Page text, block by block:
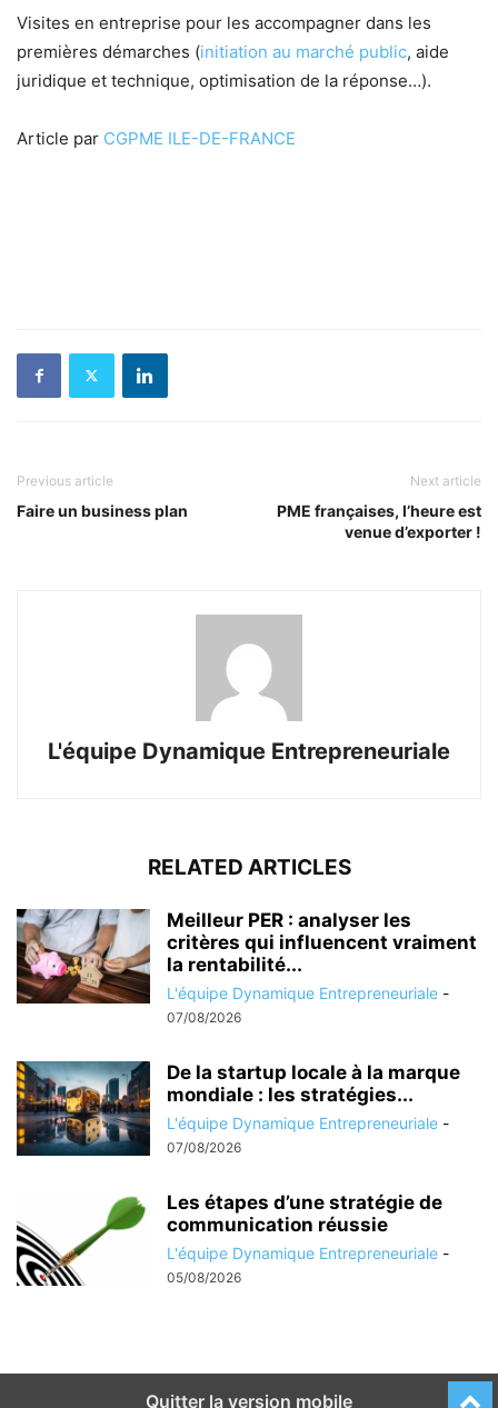
Visites en entreprise pour les accompagner dans les
premières démarches (initiation au marché public, aide
juridique et technique, optimisation de la réponse…).
Article par CGPME ILE-DE-FRANCE
Previous article
Faire un business plan
Next article
PME françaises, l’heure est
venue d’exporter !
L'équipe Dynamique Entrepreneuriale
RELATED ARTICLES
Meilleur PER : analyser les
critères qui influencent vraiment
la rentabilité...
L'équipe Dynamique Entrepreneuriale -
07/08/2026
De la startup locale à la marque
mondiale : les stratégies...
L'équipe Dynamique Entrepreneuriale -
07/08/2026
Les étapes d’une stratégie de
communication réussie
L'équipe Dynamique Entrepreneuriale -
05/08/2026
Quitter la version mobile